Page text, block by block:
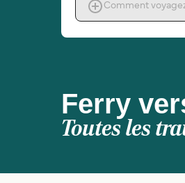
Ferry
Toutes les
Comment